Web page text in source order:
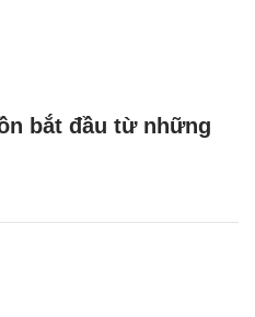
bắt đầu từ những